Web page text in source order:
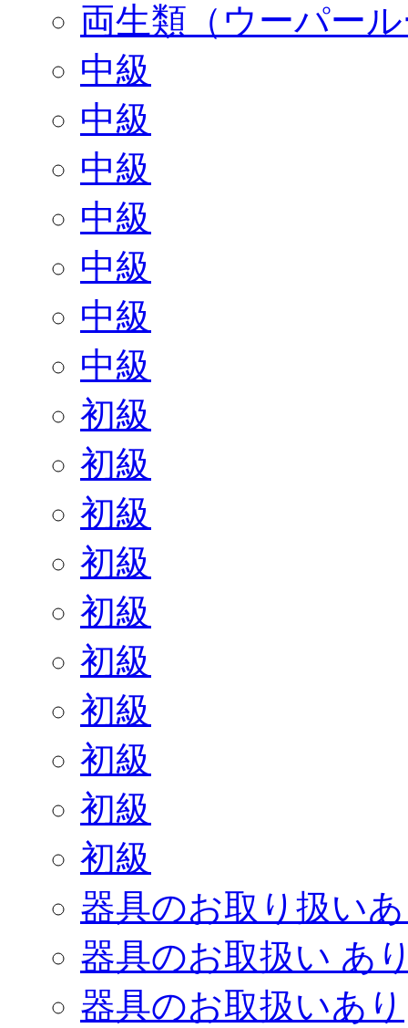
両生類（ウーパー
中級
中級
中級
中級
中級
中級
中級
初級
初級
初級
初級
初級
初級
初級
初級
初級
初級
器具のお取り扱い
器具のお取扱い あ
器具のお取扱いあり